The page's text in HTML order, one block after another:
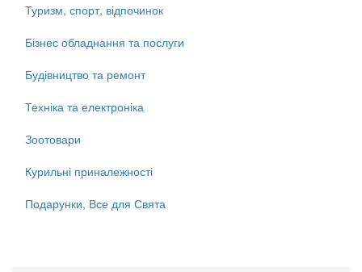
Туризм, спорт, відпочинок
Бізнес обладнання та послуги
Будівництво та ремонт
Техніка та електроніка
Зоотовари
Курильні приналежності
Подарунки, Все для Свята